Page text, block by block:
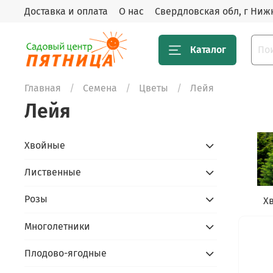
Доставка и оплата О нас Свердловская обл, г
Каталог
Главная Семена Цветы Лейя
Лейя
Хвойные
Лиственные
Розы
Многолетники
Плодово-ягодные